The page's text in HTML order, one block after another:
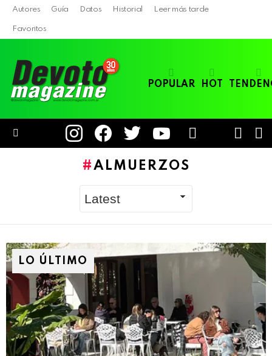
Autores Guía Datos Historial Leer más tarde
Favoritos
POPULAR HOT
instagramfacebooktwitter youtube
SKIN
ALMUERZOS
LO ÚLTIMO